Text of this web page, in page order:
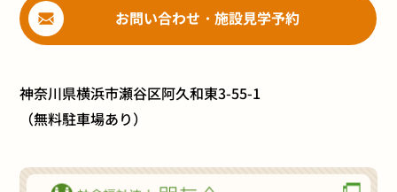
お問い合わせ・施設見学予約
神奈川県横浜市瀬谷区阿久和東3-55-1
（無料駐車場あり）